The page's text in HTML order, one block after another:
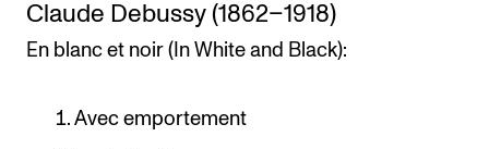
Claude Debussy (1862–1918)
En blanc et noir (In White and Black):
Avec emportement